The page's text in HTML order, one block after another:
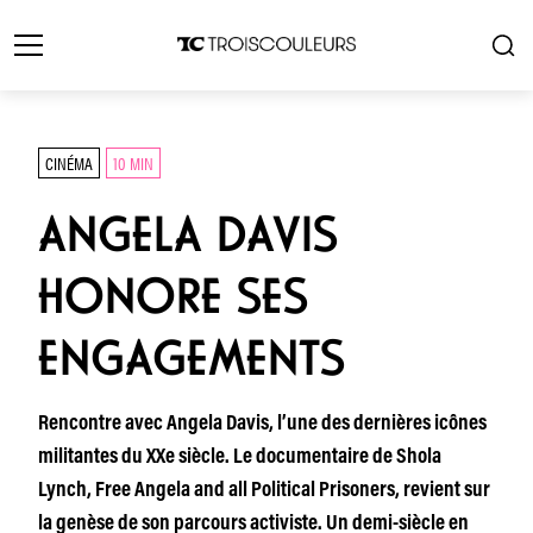
CINÉMA 10 MIN
ANGELA DAVIS
HONORE SES
ENGAGEMENTS
Rencontre avec Angela Davis, l’une des dernières icônes
militantes du XXe siècle. Le documentaire de Shola
Lynch, Free Angela and all Political Prisoners, revient sur
la genèse de son parcours activiste. Un demi-siècle en